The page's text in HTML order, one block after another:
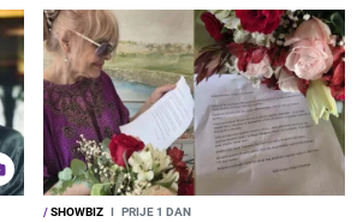
/SHOWBIZ I PRIJE 1 DAN